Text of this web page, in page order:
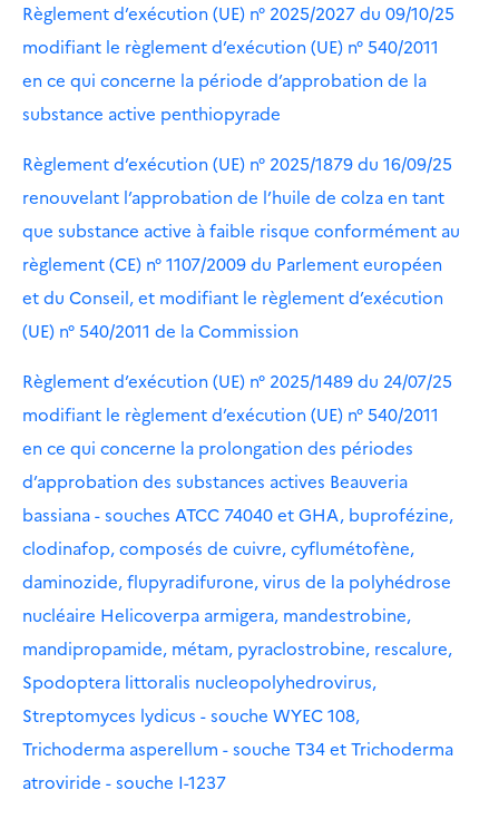
Règlement d’exécution (UE) n° 2025/2027 du 09/10/25
modifiant le règlement d’exécution (UE) n° 540/2011
en ce qui concerne la période d’approbation de la
substance active penthiopyrade
Règlement d’exécution (UE) n° 2025/1879 du 16/09/25
renouvelant l’approbation de l’huile de colza en tant
que substance active à faible risque conformément au
règlement (CE) n° 1107/2009 du Parlement européen
et du Conseil, et modifiant le règlement d’exécution
(UE) n° 540/2011 de la Commission
Règlement d’exécution (UE) n° 2025/1489 du 24/07/25
modifiant le règlement d’exécution (UE) n° 540/2011
en ce qui concerne la prolongation des périodes
d’approbation des substances actives Beauveria
bassiana - souches ATCC 74040 et GHA, buprofézine,
clodinafop, composés de cuivre, cyflumétofène,
daminozide, flupyradifurone, virus de la polyhédrose
nucléaire Helicoverpa armigera, mandestrobine,
mandipropamide, métam, pyraclostrobine, rescalure,
Spodoptera littoralis nucleopolyhedrovirus,
Streptomyces lydicus - souche WYEC 108,
Trichoderma asperellum - souche T34 et Trichoderma
atroviride - souche I-1237